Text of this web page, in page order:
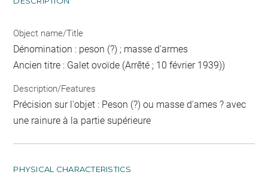
Object name/Title
Dénomination : peson (?) ; masse d'armes
Ancien titre : Galet ovoïde (Arrêté ; 10 février 1939))
Description/Features
Précision sur l'objet : Peson (?) ou masse d'ames ? avec
une rainure à la partie supérieure
PHYSICAL CHARACTERISTICS